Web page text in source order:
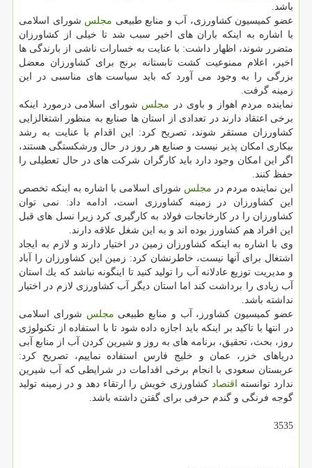
باشد.
عضو كمیسیون كشاورزی، آب و منابع طبیعی مجلس شورای اسلامی
با اشاره به اینكه باران های اخیر سبب شد تا خیلی از كشاورزان
متضرر شوند، اظهار داشت: با عنایت به خسارات ناشی از بارندگی ها
اخیر، اعلام ممنوعیت كشت تابستانه برنج برای كشاورزان معضل
بزرگی را به وجود می آورد كه باید سیاست های مناسبی در این
زمینه گرفت.
نماینده مردم اهواز و باوی در مجلس شورای اسلامی درمورد اینكه
برخی اعتقاد دارند در تعدادی از استان ها صنایع به منظور اشتغالزایی
كشاورزان مستقر شوند، تصریح كرد: این اقدام با عنایت به رشد
بیكاری امكان پذیر نیست و صنایع هر روز در حال ورشكستگی هستند،
اگر این امكان وجود دارد باید كارگران شركت های در حال تعطیلی را
حفظ كنند.
این نماینده مردم در مجلس شورای اسلامی با اشاره به اینكه تخصص
این كشاورزان در زمینه كشاورزی است، ادامه داد: نمی توان
كشاورزان را در كارخانجات فولاد به كارگیری كرد زیرا نسل های قبل
این افراد هم كشاورز بوده اند و به این شغل علاقه دارند.
وی با اشاره به اینكه كشاورزان زمین در اختیار دارند و لازم به ایجاد
اشتغال برای آنها نیست، خاطرنشان كرد: زمین این كشاورزان را آباد
و مدیریت توزیع عادلانه آب را تولید كنید تا اینگونه نباشد كه یك استان
آب زیادی را برداشت كند اما استان دیگر آب كشاورزی لازم در اختیار
نداشته باشد.
عضو كمیسیون كشاورز، آب و منابع طبیعی مجلس شورای اسلامی
در انتها با تاكید بر اینكه باید اجازه داده شود تا با استفاده از تكنولوژی
روز، بحث، تحقیق، برنامه های به روز و شیرین كردن آب از منابع آبی
دریاهای خزر، عمان و خلیج فارس استفاده نماییم، تصریح كرد:
عربستان سعودی با انجام برخی اقدامات در شرایطی كه آب شیرین
ندارد توانسته اقتصاد كشاورزی خویش را ارتقاء دهد و در زمینه تولید
گوجه فرنگی و گندم حرفی برای گفتن داشته باشد.
3535